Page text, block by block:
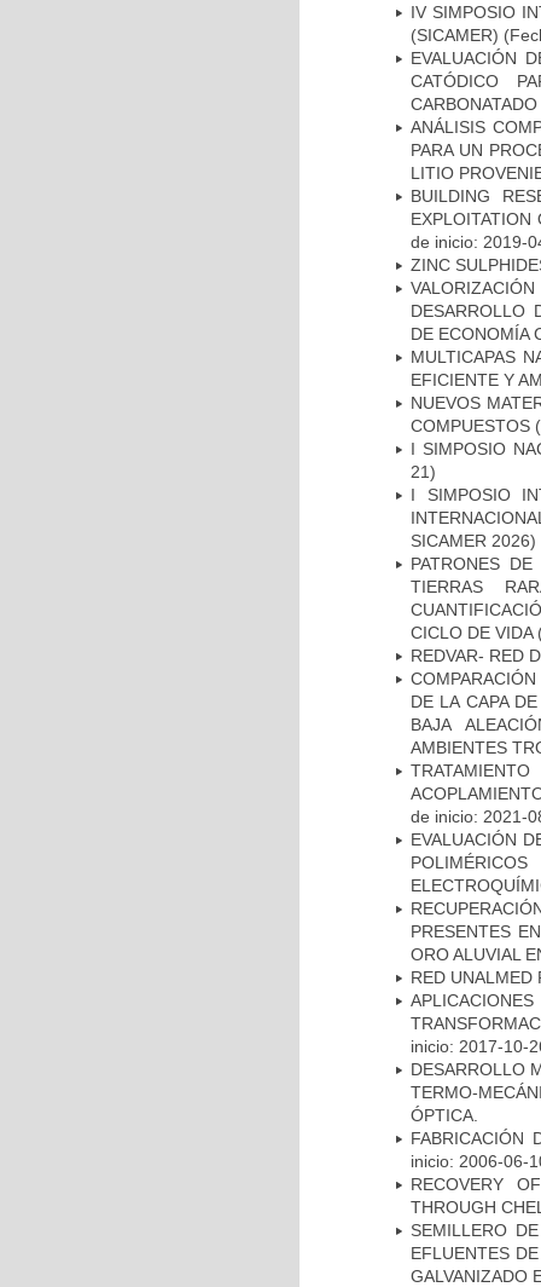
IV SIMPOSIO
(SICAMER)
EVALUACIÓN
CATÓDICO
ANÁLISIS
PARA UN
LITIO
BUILDING
EXPLOITATION
de inicio: 2019-
ZINC
VALORIZACIÓN
DESARROLLO
DE ECONOMÍA
MULTICAPAS
EFICIENTE Y
NUEVOS
COMPUESTOS
I SIMPOSIO
21)
I SIMPOSIO
SICAMER 2026)
PATRONES
TIERRAS
CICLO DE VIDA
REDVAR- RED
DE LA CAPA
BAJA
AMBIENTES
de inicio: 2021-
EVALUACIÓN
PRESENTES
ORO ALUVIAL
RED UNALMED
inicio: 2017-10-
DESARROLLO
TERMO-
ÓPTICA.
FABRICACIÓN
inicio: 2006-06-
RECOVERY
THROUGH
SEMILLERO
EFLUENTES
GALVANIZADO